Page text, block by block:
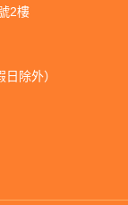
2樓
除外）